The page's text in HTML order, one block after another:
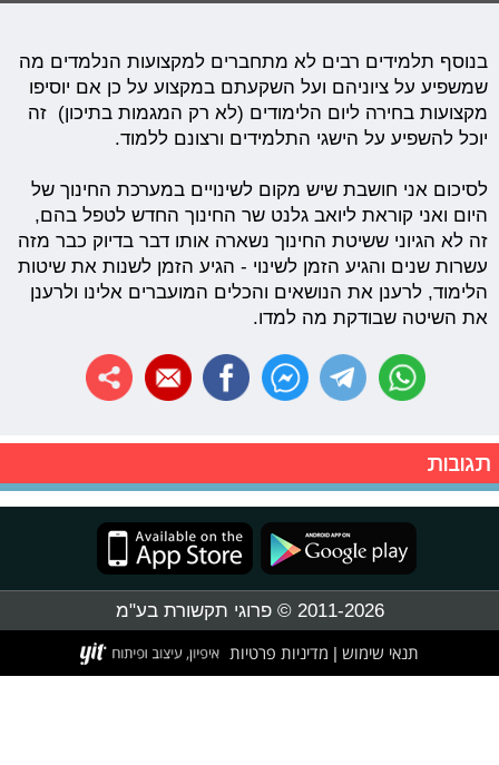
בנוסף תלמידים רבים לא מתחברים למקצועות הנלמדים מה
שמשפיע על ציוניהם ועל השקעתם במקצוע על כן אם יוסיפו
מקצועות בחירה ליום הלימודים (לא רק המגמות בתיכון) זה
יוכל להשפיע על הישגי התלמידים ורצונם ללמוד.
לסיכום אני חושבת שיש מקום לשינויים במערכת החינוך של
היום ואני קוראת ליואב גלנט שר החינוך החדש לטפל בהם,
זה לא הגיוני ששיטת החינוך נשארה אותו דבר בדיוק כבר מזה
עשרות שנים והגיע הזמן לשינוי - הגיע הזמן לשנות את שיטות
הלימוד, לרענן את הנושאים והכלים המועברים אלינו ולרענן
את השיטה שבודקת מה למדו.
תגובות
2011-2026 © פרוגי תקשורת בע"מ
תנאי שימוש מדיניות פרטיות